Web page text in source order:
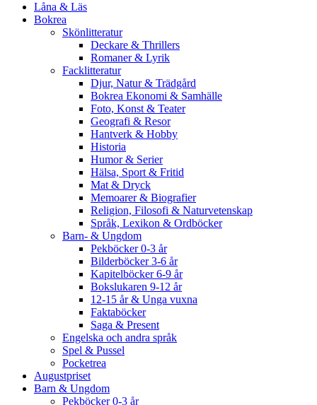
Låna & Läs
Bokrea
Skönlitteratur
Deckare & Thrillers
Romaner & Lyrik
Facklitteratur
Djur, Natur & Trädgård
Bokrea Ekonomi & Samhälle
Foto, Konst & Teater
Geografi & Resor
Hantverk & Hobby
Historia
Humor & Serier
Hälsa, Sport & Fritid
Mat & Dryck
Memoarer & Biografier
Religion, Filosofi & Naturvetenskap
Språk, Lexikon & Ordböcker
Barn- & Ungdom
Pekböcker 0-3 år
Bilderböcker 3-6 år
Kapitelböcker 6-9 år
Bokslukaren 9-12 år
12-15 år & Unga vuxna
Faktaböcker
Saga & Present
Engelska och andra språk
Spel & Pussel
Pocketrea
Augustpriset
Barn & Ungdom
Pekböcker 0-3 år